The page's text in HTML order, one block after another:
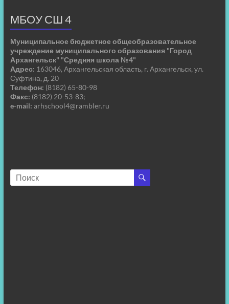
МБОУ СШ 4
Муниципальное бюджетное общеобразовательное
учреждение муниципального образования "Город
Архангельск" "Средняя школа №4"
Адрес: 163046, Архангельская область, г. Архангельск, ул.
Суфтина, д. 20
Телефон: (8182) 65-80-98
Факс: (8182) 20-53-83;
e-mail: arhschool4@rambler.ru